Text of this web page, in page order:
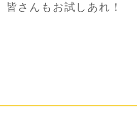
皆さんもお試しあれ！